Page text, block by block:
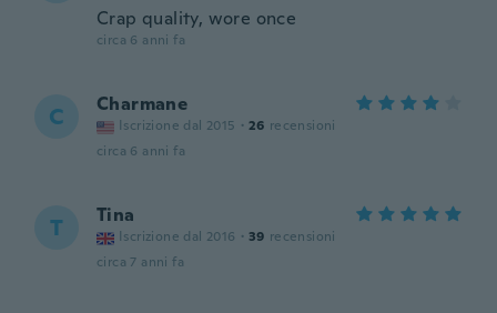
Crap quality, wore once
circa 6 anni fa
C Charmane
Iscrizione dal 2015 · 26 recensioni
circa 6 anni fa
T Tina
Iscrizione dal 2016 · 39 recensioni
circa 7 anni fa